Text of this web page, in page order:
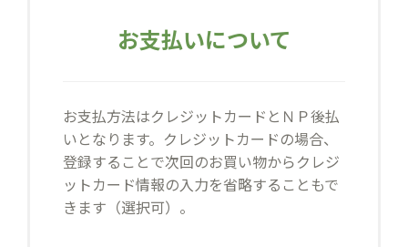
お支払いについて
お支払方法はクレジットカードとＮＰ後払
いとなります。クレジットカードの場合、
登録することで次回のお買い物からクレジ
ットカード情報の入力を省略することもで
きます（選択可）。